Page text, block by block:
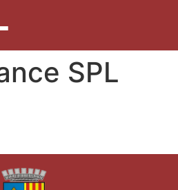
SPL